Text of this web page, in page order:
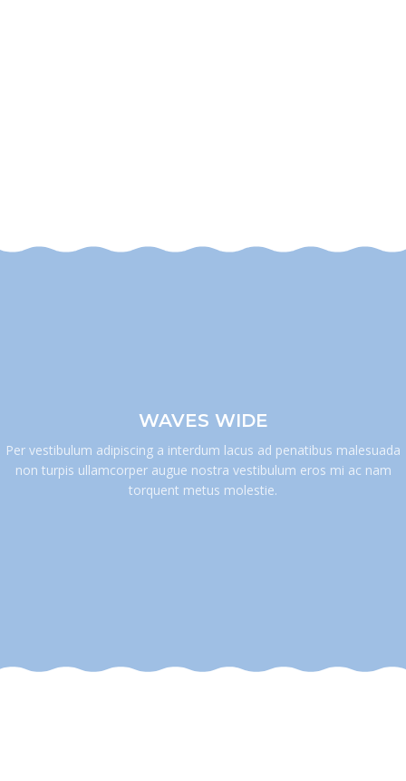
WAVES WIDE
Per vestibulum adipiscing a interdum lacus ad penatibus malesuada
non turpis ullamcorper augue nostra vestibulum eros mi ac nam
torquent metus molestie.